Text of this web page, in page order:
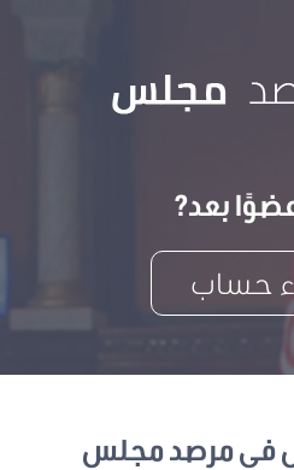
بعد?
مرصد مجلس